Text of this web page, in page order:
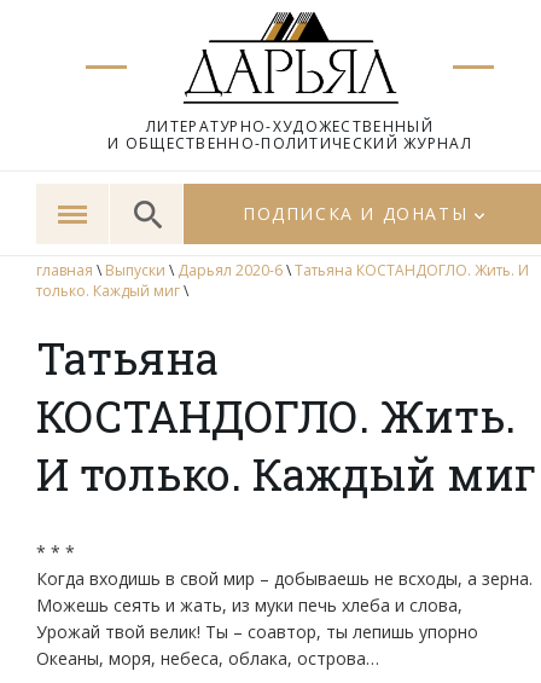
ЛИТЕРАТУРНО-ХУДОЖЕСТВЕННЫЙ
И ОБЩЕСТВЕННО-ПОЛИТИЧЕСКИЙ ЖУРНАЛ
ПОДПИСКА И ДОНАТЫ
главная \ Выпуски \ Дарьял 2020-6\Татьяна КОСТАНДОГЛО. Жить. И
только. Каждый миг\
Татьяна
КОСТАНДОГЛО. Жить.
И только. Каждый миг
* * *
Когда входишь в свой мир – добываешь не всходы, а зерна.
Можешь сеять и жать, из муки печь хлеба и слова,
Урожай твой велик! Ты – соавтор, ты лепишь упорно
Океаны, моря, небеса, облака, острова…